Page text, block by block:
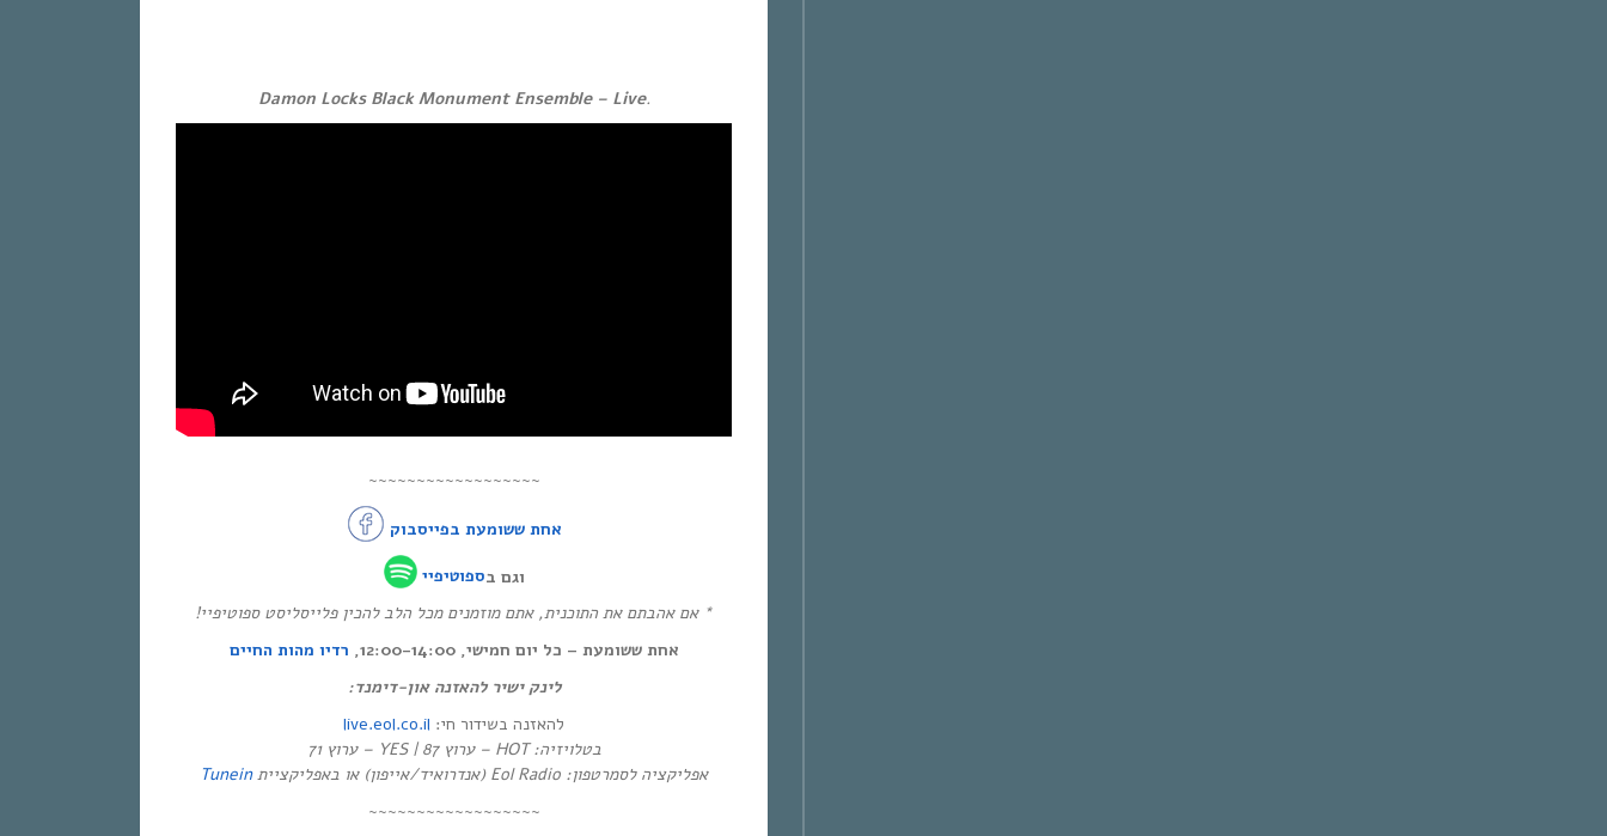
Damon Locks Black Monument Ensemble – Live.
~~~~~~~~~~~~~~~~~~
אחת ששומעת בפייסבוק
וגם בספוטיפיי
* אם אהבתם את התוכנית, אתם מוזמנים מכל הלב להכין פלייסליסט ספוטיפיי!
אחת ששומעת – כל יום חמישי, 12:00-14:00,
רדיו מהות החיים
לינק ישיר להאזנה און-דימנד:
להאזנה בשידור חי: live.eol.co.il
בטלויזיה: HOT – ערוץ 87 | YES – ערוץ 71
אפליקציה לסמרטפון: Eol Radio (אנדרואיד/אייפון) או באפליקציית
Tunein
~~~~~~~~~~~~~~~~~~